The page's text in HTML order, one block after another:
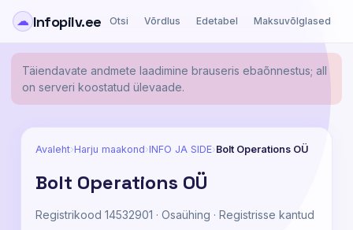
☁ Infopilv.ee Otsi Võrdlus Edetabel Maksuvõlglased
Täiendavate andmete laadimine brauseris ebaõnnestus; all
on serveri koostatud ülevaade.
Avaleht›Harju maakond›INFO JA SIDE›Bolt Operations OÜ
Bolt Operations OÜ
Registrikood 14532901 · Osaühing · Registrisse kantud